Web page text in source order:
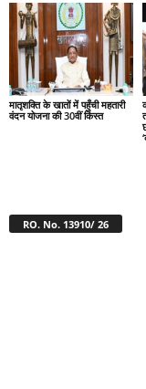
मातृशक्ति के खातों में पहुँची महतारी
वंदन योजना की 30वीं किस्त
RO. No. 13910/ 26